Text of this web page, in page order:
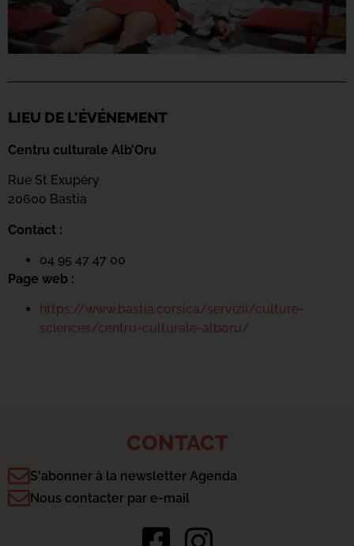
LIEU DE L'ÉVÉNEMENT
Centru culturale Alb’Oru
Rue St Exupéry
20600 Bastia
Contact :
04 95 47 47 00
Page web :
https://www.bastia.corsica/servizii/culture-
sciences/centru-culturale-alboru/
CONTACT
S'abonner à la newsletter Agenda
Nous contacter par e-mail